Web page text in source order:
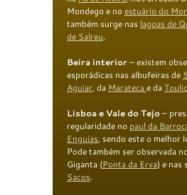
Mondego e noestuário do
também surge nas lagoas de
de Salreu.
Beira interior– existem
esporádicas nas albufeiras de
Aguiar, da Maratecae da
Lisboa e Vale do Tejo–
regularidade no paul da
Enguias, sendo este o melhor
Pode também ser observada
Giganta (Ponta da Erva) e nas
Sacos.